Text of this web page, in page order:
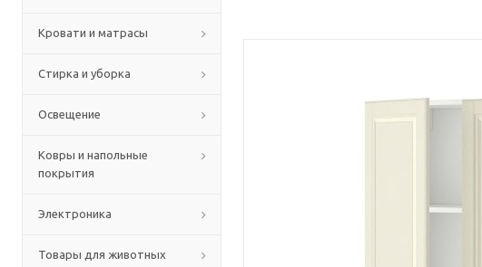
Кровати и матрасы
Стирка и уборка
Освещение
Ковры и напольные
покрытия
Электроника
Товары для животных